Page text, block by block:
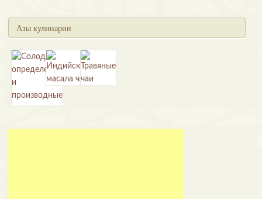
Азы кулинарии